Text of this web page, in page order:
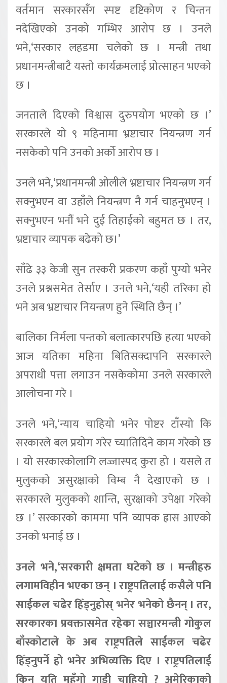
वर्तमान सरकारसँग स्पष्ट दृष्टिकोण र चिन्तन
नदेखिएको उनको गम्भिर आरोप छ । उनले
भने,‘सरकार लहडमा चलेको छ । मन्त्री तथा
प्रधानमन्त्रीबाटै यस्तो कार्यक्रमलाई प्रोत्साहन भएको
छ ।
जनताले दिएको विश्वास दुरुपयोग भएको छ ।’
सरकारले यो ९ महिनामा भ्रष्टाचार नियन्त्रण गर्न
नसकेको पनि उनको अर्को आरोप छ ।
उनले भने,‘प्रधानमन्त्री ओलीले भ्रष्टाचार नियन्त्रण गर्न
सक्नुभएन वा उहाँले नियन्त्रण नै गर्न चाहनुभएन् ।
सक्नुभएन भनौं भने दुई तिहाईको बहुमत छ । तर,
भ्रष्टाचार व्यापक बढेको छ।’
साँढे ३३ केजी सुन तस्करी प्रकरण कहाँ पुग्यो भनेर
उनले प्रश्नसमेत तेर्साए । उनले भने,‘यही तरिका हो
भने अब भ्रष्टाचार नियन्त्रण हुने स्थिति छैन् ।’
बालिका निर्मला पन्तको बलात्कारपछि हत्या भएको
आज यतिका महिना बितिसक्दापनि सरकारले
अपराधी पत्ता लगाउन नसकेकोमा उनले सरकारले
आलोचना गरे ।
उनले भने,‘न्याय चाहियो भनेर पोष्टर टाँस्यो कि
सरकारले बल प्रयोग गरेर च्यातिदिने काम गरेको छ
। यो सरकारकोलागि लज्जास्पद कुरा हो । यसले त
मुलुकको असुरक्षाको विम्ब नै देखाएको छ ।
सरकारले मुलुकको शान्ति, सुरक्षाको उपेक्षा गरेको
छ ।’ सरकारको काममा पनि व्यापक ह्रास आएको
उनको भनाई छ ।
उनले भने,‘सरकारी क्षमता घटेको छ । मन्त्रीहरु
लगामविहीन भएका छन् । राष्ट्रपतिलाई कसैले पनि
साईकल चढेर हिँड्नुहोस् भनेर भनेको छैनन् । तर,
सरकारका प्रवक्तासमेत रहेका सञ्चारमन्त्री गोकुल
बाँस्कोटाले के अब राष्ट्रपतिले साईकल चढेर
हिँड्नुपर्ने हो भनेर अभिव्यक्ति दिए । राष्ट्रपतिलाई